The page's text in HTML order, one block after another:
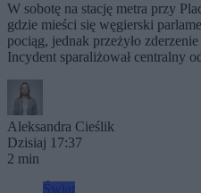
W sobotę na stację metra przy
gdzie mieści się węgierski
pociąg, jednak przeżyło
Incydent sparaliżował centralny
Aleksandra Cieślik
Dzisiaj 17:37
2 min